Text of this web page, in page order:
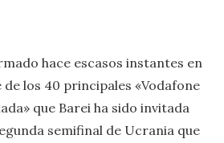
hace escasos instantes en
los 40 principales «Vodafone
que Barei ha sido invitada
semifinal de Ucrania que